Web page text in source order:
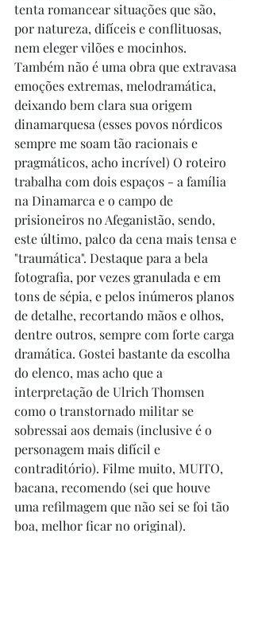
tenta romancear situações que são,
por natureza, difíceis e conflituosas,
nem eleger vilões e mocinhos.
Também não é uma obra que extravasa
emoções extremas, melodramática,
deixando bem clara sua origem
dinamarquesa (esses povos nórdicos
sempre me soam tão racionais e
pragmáticos, acho incrível) O roteiro
trabalha com dois espaços - a família
na Dinamarca e o campo de
prisioneiros no Afeganistão, sendo,
este último, palco da cena mais tensa e
"traumática". Destaque para a bela
fotografia, por vezes granulada e em
tons de sépia, e pelos inúmeros planos
de detalhe, recortando mãos e olhos,
dentre outros, sempre com forte carga
dramática. Gostei bastante da escolha
do elenco, mas acho que a
interpretação de Ulrich Thomsen
como o transtornado militar se
sobressai aos demais (inclusive é o
personagem mais difícil e
contraditório). Filme muito, MUITO,
bacana, recomendo (sei que houve
uma refilmagem que não sei se foi tão
boa, melhor ficar no original).